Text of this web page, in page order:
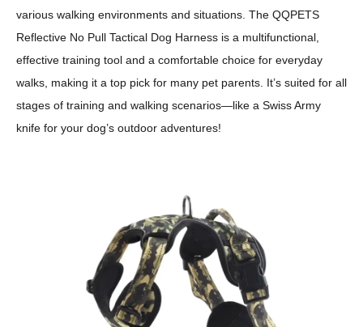
various walking environments and situations. The QQPETS
Reflective No Pull Tactical Dog Harness is a multifunctional,
effective training tool and a comfortable choice for everyday
walks, making it a top pick for many pet parents. It’s suited for all
stages of training and walking scenarios—like a Swiss Army
knife for your dog’s outdoor adventures!